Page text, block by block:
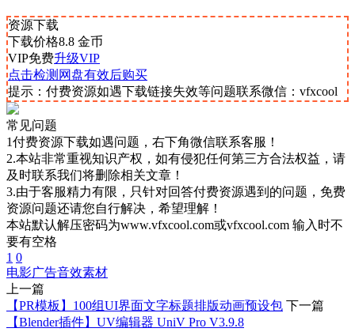
资源下载
下载价格8.8 金币
VIP免费升级VIP
点击检测网盘有效后购买
提示：付费资源如遇下载链接失效等问题联系微信：vfxcool
常见问题
1付费资源下载如遇问题，右下角微信联系客服！
2.本站非常重视知识产权，如有侵犯任何第三方合法权益，请
及时联系我们将删除相关文章！
3.由于客服精力有限，只针对回答付费资源遇到的问题，免费
资源问题还请您自行解决，希望理解！
本站默认解压密码为www.vfxcool.com或vfxcool.com 输入时不
要有空格
1 0
电影广告音效素材
上一篇
【PR模板】100组UI界面文字标题排版动画预设包 下一篇
【Blender插件】UV编辑器 UniV Pro V3.9.8